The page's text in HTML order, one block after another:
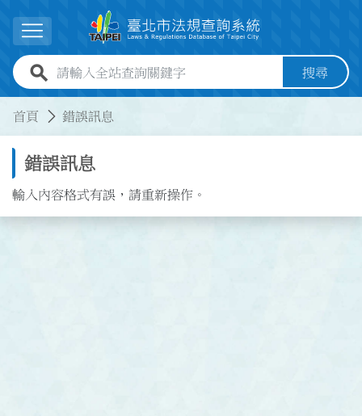
展開選單
全站查詢關鍵字欄位 搜尋
首頁 錯誤訊息
錯誤訊息
輸入內容格式有誤，請重新操作。